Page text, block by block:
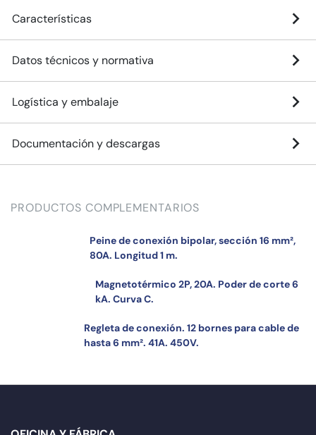
Características
Datos técnicos y normativa
Logística y embalaje
Documentación y descargas
PRODUCTOS COMPLEMENTARIOS
Peine de conexión bipolar, sección 16 mm²,
80A. Longitud 1 m.
Magnetotérmico 2P, 20A. Poder de corte 6
kA. Curva C.